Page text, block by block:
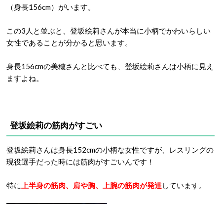
（身長156cm）がいます。
この3人と並ぶと、登坂絵莉さんが本当に小柄でかわいらしい
女性であることが分かると思います。
身長156cmの美穂さんと比べても、登坂絵莉さんは小柄に見え
ますよね。
登坂絵莉の筋肉がすごい
登坂絵莉さんは身長152cmの小柄な女性ですが、レスリングの
現役選手だった時には筋肉がすごいんです！
特に 上半身の筋肉、肩や胸、上腕の筋肉が発達しています。